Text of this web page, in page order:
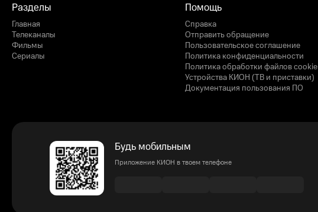
Разделы
Главная
Телеканалы
Фильмы
Сериалы
Помощь
Справка
Отправить обращение
Пользовательское соглашение
Политика конфиденциальности
Политика обработки файлов cookie
Устройства КИОН (ТВ и приставки)
Документация пользования ПО
Будь мобильным
Приложение КИОН в твоем телефоне